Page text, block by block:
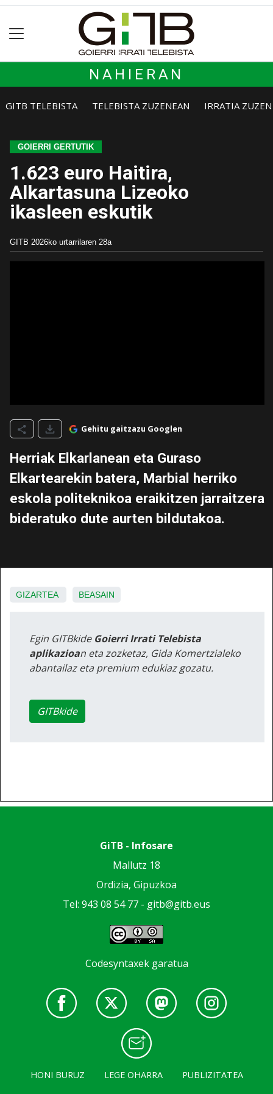
NAHIERAN
GITB TELEBISTA TELEBISTA ZUZENEAN IRRATIA
GOIERRI GERTUTIK
1.623 euro Haitira,
Alkartasuna Lizeoko
ikasleen eskutik
GITB 2026ko urtarrilaren 28a
Gehitu gaitzazu Googlen
Herriak Elkarlanean eta Guraso
Elkartearekin batera, Marbial herriko
eskola politeknikoa eraikitzen jarraitzera
bideratuko dute aurten bildutakoa.
GIZARTEA BEASAIN
Egin GITBkide Goierri Irrati Telebista
aplikazioan eta zozketaz, Gida Komertzialeko
abantailaz eta premium edukiaz gozatu.
GITBkide
GiTB - Infosare
Mallutz 18
Ordizia, Gipuzkoa
Tel: 943 08 54 77 - gitb@gitb.eus
Codesyntaxek garatua
HONI BURUZ LEGE OHARRA
PUBLIZITATEA